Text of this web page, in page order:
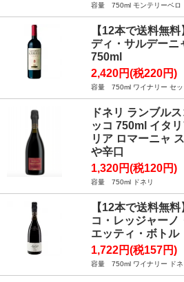
容量 750ml モンテリーベロ
【12本で送料無
ディ・サルデーニ
750ml
2,420円(税220円)
容量 750ml ワイナリー セッ
ドネリ ランブル
ッコ 750ml イタ
リア ロマーニャ
や辛口
1,320円(税120円)
容量 750ml ドネリ
【12本で送料無
コ・レッジャー
エッティ・ボト
1,722円(税157円)
容量 750ml ワイナリー ドネ